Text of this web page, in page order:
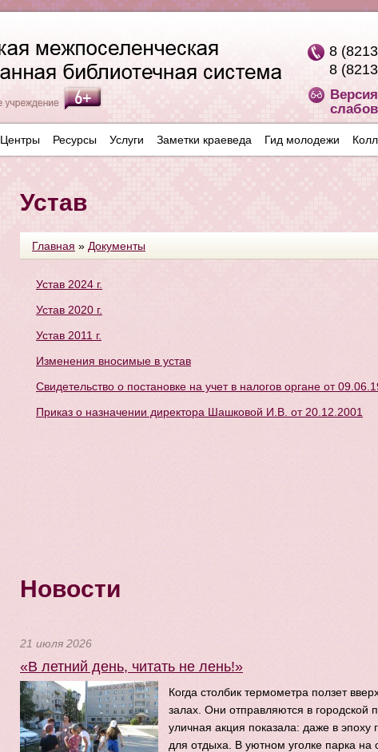
8
8
Центры Ресурсы Услуги Заметки краеведа Гид молодежи
Устав
Главная » Документы
Устав 2024 г.
Устав 2020 г.
Устав 2011 г.
Изменения вносимые в устав
Cвидетельство о постановке на учет в налогов органе от
Приказ о назначении директора Шашковой И.В. от 20.12.2001
Новости
21 июля 2026
«В летний день, читать не лень!»
Когда столбик термометра ползет
залах. Они отправляются в городской
уличная акция показала: даже в эпоху
для отдыха. В уютном уголке парка